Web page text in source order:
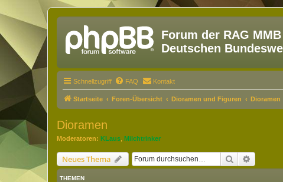
Forum der RAG
Deutschen
Schnellzugriff FAQ Kontakt
Startseite Foren-Übersicht Dioramen und Figuren Dioramen
Dioramen
Moderatoren: KLaus Milchtrinker
Neues Thema Suche
THEMEN